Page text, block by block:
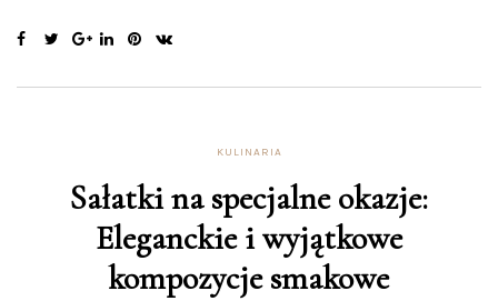
KULINARIA
Sałatki na specjalne okazje:
Eleganckie i wyjątkowe
kompozycje smakowe